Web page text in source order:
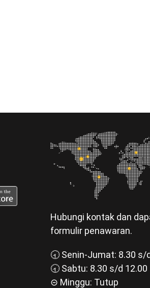
Hubungi kontak dan
formulir penawaran.
🕣 Senin-Jumat: 8.30 s/
🕣 Sabtu: 8.30 s/d 12.00
⊝ Minggu: Tutup